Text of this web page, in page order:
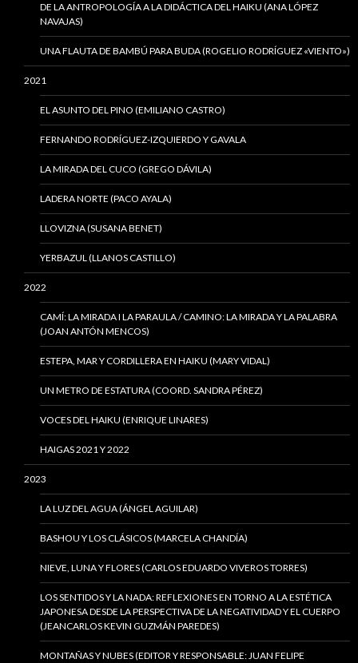
DE LA ANTROPOLOGÍA A LA DIDÁCTICA DEL HAIKU (ANA LÓPEZ
NAVAJAS)
UNA FLAUTA DE BAMBÚ PARA BUDA (ROGELIO RODRÍGUEZ «VIENTO»)
2021
EL ASUNTO DEL PINO (EMILIANO CASTRO)
FERNANDO RODRÍGUEZ-IZQUIERDO Y GAVALA
LA MIRADA DEL CUCO (GREGO DÁVILA)
LADERA NORTE (PACO AYALA)
LLOVIZNA (SUSANA BENET)
YERBAZUL (LLANOS CASTILLO)
2022
CAMÍ: LA MIRADA I LA PARAULA / CAMINO: LA MIRADA Y LA PALABRA
(JOAN ANTÓN MENCOS)
ESTEPA, MAR Y CORDILLERA EN HAIKU (MARY VIDAL)
UN METRO DE ESTATURA (COORD. SANDRA PÉREZ)
VOCES DEL HAIKU (ENRIQUE LINARES)
HAIGAS 2021 Y 2022
2023
LA LUZ DEL AGUA (ÁNGEL AGUILAR)
BASHOU Y LOS CLÁSICOS (MARCELA CHANDÍA)
NIEVE, LUNA Y FLORES (CARLOS EDUARDO VIVEROS TORRES)
LOS SENTIDOS Y LA NADA: REFLEXIONES EN TORNO A LA ESTÉTICA
JAPONESA DESDE LA PERSPECTIVA DE LA NEGATIVIDAD Y EL CUERPO
(JEANCARLOS KEVIN GUZMÁN PAREDES)
MONTAÑAS Y NUBES (EDITOR Y RESPONSABLE: JUAN FELIPE